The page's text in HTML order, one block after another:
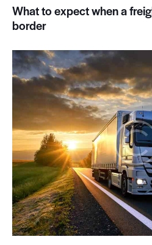
What to expect when a
border